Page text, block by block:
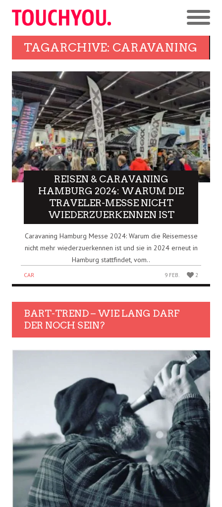
TAGARCHIVE: CARAVANING
REISEN & CARAVANING
HAMBURG 2024: WARUM DIE
TRAVELER-MESSE NICHT
WIEDERZUERKENNEN IST
Caravaning Hamburg Messe 2024: Warum die Reisemesse
nicht mehr wiederzuerkennen ist und sie in 2024 erneut in
Hamburg stattfindet, vom..
CAR 9 FEB. 2
BART-TREND – WIE LANG DARF
DER NOCH SEIN?